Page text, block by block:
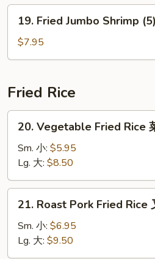
鸡
Fried
Jumbo
Shrimp
炸
大
虾
19. Fried Jumbo Shrimp
$7.95
Fried Rice
Vegetable
Fried
Rice
菜
炒
20. Vegetable Fried Rice
Sm. 小: $5.95
Lg. 大: $8.50
Roast
Pork
Fried
Rice
21. Roast Pork Fried Rice
Sm. 小: $6.95
Lg. 大: $9.50